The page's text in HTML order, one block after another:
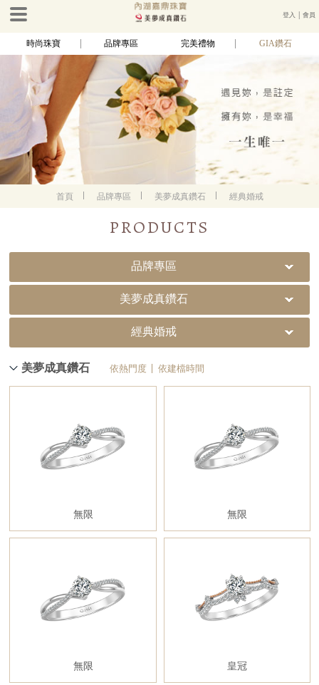
登入 │會員
時尚珠寶 品牌專區 完美禮物 GIA鑽石
首頁 品牌專區 美夢成真鑽石 經典婚戒
PRODUCTS
品牌專區
美夢成真鑽石
經典婚戒
美夢成真鑽石 依熱門度 依建檔時間
無限 無限
無限 皇冠